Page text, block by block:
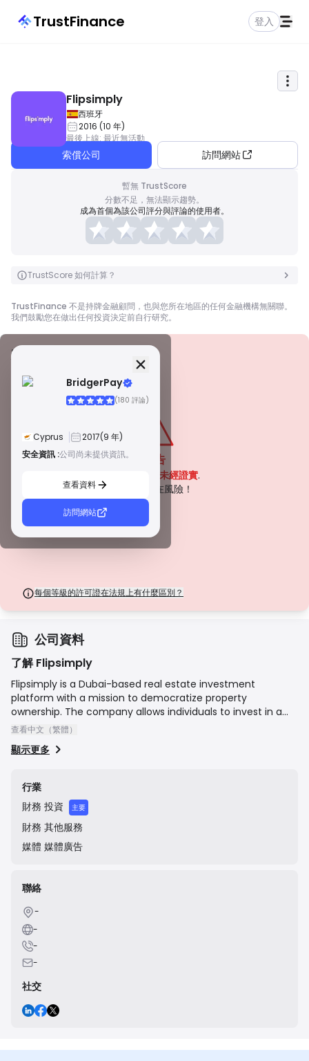
TrustFinance 登入
Flipsimply
西班牙
2016 (10 年)
最後上線: 最近無活動
索償公司 訪問網站
暫無 TrustScore
分數不足，無法顯示趨勢。
成為首個為該公司評分與評論的使用者。
TrustScore 如何計算？
TrustFinance 不是持牌金融顧問，也與您所在地區的任何金融機構無關聯。
我們鼓勵您在做出任何投資決定前自行研究。
BridgerPay
(180 評論)
Cyprus 2017(9 年)
安全資訊 :公司尚未提供資訊。
查看資料
訪問網站
安全資訊
警告
未經證實.
請注意潛在風險！
每個等級的許可證在法規上有什麼區別？
由全球知名監管機構頒發，這些許可證透過嚴格的合規性、資金隔離、保險和
定期審計，確保最高程度的交易者保護。爭議解決和遵守 AML/CTF 標準進一
由受尊敬的區域監管機構授予，這些許可證提供強大的安全措施，例如資金隔
離、財務報告和補償計劃。雖然沒有等級 1 那麼嚴格，但它們提供可靠的區域
由新興市場的監管機構頒發，這些許可證提供基本保護，例如最低資本要求和
AML 政策。監管較不嚴格，因此交易者應謹慎行事並驗證安全措施。
來自監管最少的司法管轄區，這些許可證通常缺乏關鍵保護，例如資金隔離和
保險。雖然它們對營運彈性很有吸引力，但它們對交易者構成較高的風險。
公司資料
了解 Flipsimply
Flipsimply is a Dubai-based real estate investment
platform with a mission to democratize property
ownership. The company allows individuals to invest in a
curated portfolio of income-generating properties with a
Flipsimply handles the entire process, from property
eventual sale of the property, providing investors with a
hassle-free way to build a diversified real estate portfolio
and earn passive income.
查看中文（繁體）
顯示更多
行業
財務 投資 主要
財務 其他服務
媒體 媒體廣告
聯絡
-
-
-
-
社交